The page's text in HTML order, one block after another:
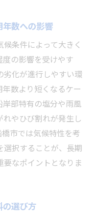
数への影響
条件によって大きく
の影響を受けやす
劣化が進行しやすい環
数より短くなるケー
部特有の塩分や雨風
やひび割れが発生し
市では気候特性を考
選択することが、長期
なポイントとなりま
の選び方